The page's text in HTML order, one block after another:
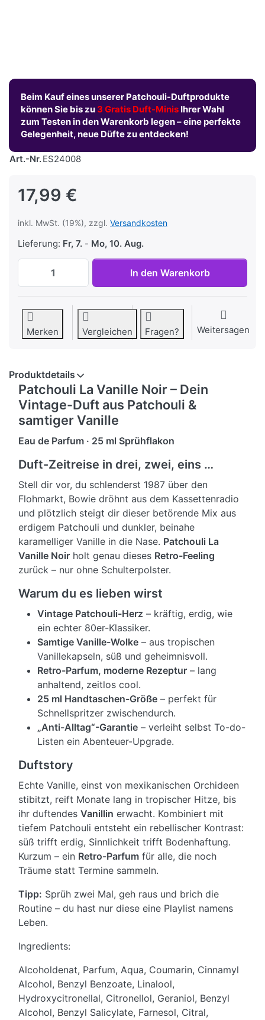
Beim Kauf eines unserer Patchouli-Duftprodukte
können Sie bis zu 3 Gratis Duft-Minis Ihrer Wahl
zum Testen in den Warenkorb legen – eine perfekte
Gelegenheit, neue Düfte zu entdecken!
Art.-Nr.ES24008
17,99 €
inkl. MwSt. (19%), zzgl. Versandkosten
Lieferung: Fr, 7. - Mo, 10. Aug.
Patchouli La Vanille Noir – Dein
In den Warenkorb
Merken Vergleichen Fragen? Weitersagen
Produktdetails
Patchouli La Vanille Noir – Dein
Vintage-Duft aus Patchouli &
samtiger Vanille
Eau de Parfum · 25 ml Sprühflakon
Duft-Zeitreise in drei, zwei, eins …
Stell dir vor, du schlenderst 1987 über den
Flohmarkt, Bowie dröhnt aus dem Kassetten­radio
und plötzlich steigt dir dieser betörende Mix aus
erdigem Patchouli und dunkler, beinahe
karamelliger Vanille in die Nase. Patchouli La
Vanille Noir holt genau dieses Retro-Feeling
zurück – nur ohne Schulterpolster.
Warum du es lieben wirst
Vintage Patchouli-Herz – kräftig, erdig, wie
ein echter 80er-Klassiker.
Samtige Vanille-Wolke – aus tropischen
Vanillekapseln, süß und geheimnisvoll.
Retro-Parfum, moderne Rezeptur – lang
anhaltend, zeitlos cool.
25 ml Handtaschen-Größe – perfekt für
Schnell­spritzer zwischendurch.
„Anti-Alltag“-Garantie – verleiht selbst To-do-
Listen ein Abenteuer-Upgrade.
Duftstory
Echte Vanille, einst von mexikanischen Orchideen
stibitzt, reift Monate lang in tropischer Hitze, bis
ihr duftendes Vanillin erwacht. Kombiniert mit
tiefem Patchouli entsteht ein rebellischer Kontrast:
süß trifft erdig, Sinnlichkeit trifft Boden­haftung.
Kurzum – ein Retro-Parfum für alle, die noch
Träume statt Termine sammeln.
Tipp: Sprüh zwei Mal, geh raus und brich die
Routine – du hast nur diese eine Playlist namens
Leben.
Ingredients:
Alcoholdenat, Parfum, Aqua, Coumarin, Cinnamyl
Alcohol, Benzyl Benzoate, Linalool,
Hydroxycitronellal, Citronellol, Geraniol, Benzyl
Alcohol, Benzyl Salicylate, Farnesol, Citral,